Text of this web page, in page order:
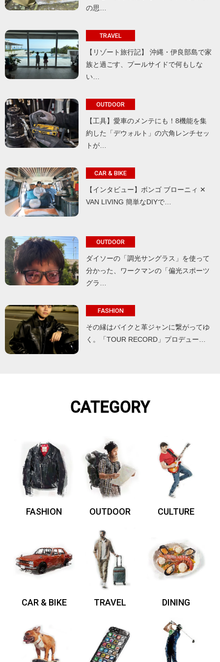
の思…
TRAVEL
【リゾート旅行記】 沖縄・伊良部島で家
族と過ごす、プールサイドで何もしな
い…
OUTDOOR
【工具】愛車のメンテにも！8機能を集
約した「デウォルト」の六角レンチセッ
トが…
CAR & BIKE
【インタビュー】ボンゴ ブローニィ ✕
VAN LIVING 簡単なDIYで…
OUTDOOR
ダイソーの「調光サングラス」を使って
分かった、ワークマンの「偏光スポーツ
グラ…
FASHION
その縁はバイクと革ジャンに繋がってゆ
く。「TOUR RECORD」プロデュー…
CATEGORY
FASHION OUTDOOR CULTURE
CAR & BIKE TRAVEL DINING